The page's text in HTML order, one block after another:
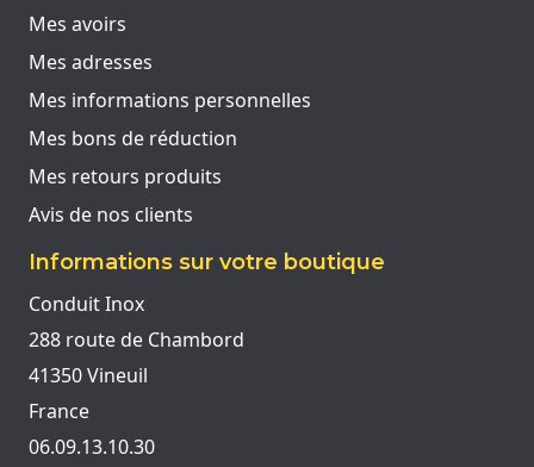
Mes avoirs
Mes adresses
Mes informations personnelles
Mes bons de réduction
Mes retours produits
Avis de nos clients
Informations sur votre boutique
Conduit Inox
288 route de Chambord
41350 Vineuil
France
06.09.13.10.30